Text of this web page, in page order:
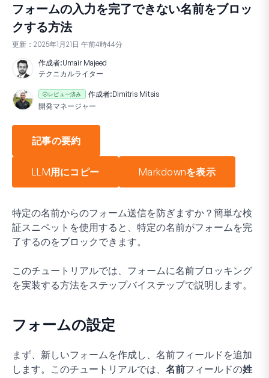
フォームの入力を完了できない名前をブロッ
クする方法
更新： 2025年1月21日 午前4時44分
作成者:Umair Majeed
テクニカルライター
レビュー済み 作成者:Dimitris Mitsis
開発マネージャー
記事の要約
LLM用にコピー Markdownを表示
特定の名前からのフォーム送信を防ぎますか？簡単な検
証スニペットを使用すると、特定の名前がフォームを完
了するのをブロックできます。
このチュートリアルでは、フォームに名前ブロッキング
を実装する方法をステップバイステップで説明します。
フォームの設定
まず、新しいフォームを作成し、名前フィールドを追加
します。このチュートリアルでは、 名前フィールドの姓